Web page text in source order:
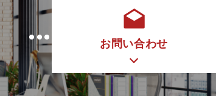
お問い合わせ